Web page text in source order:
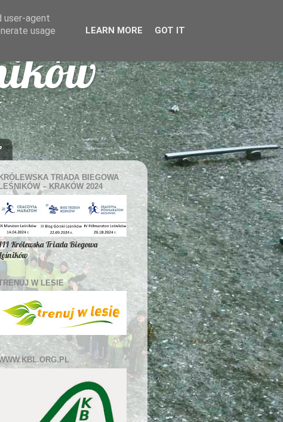
KRÓLEWSKA TRIADA BIEGOWA
LEŚNIKÓW – KRAKÓW 2024
Królewska Triada Biegowa
W LESIE
user-agent
usage
LEARN MORE GOT IT